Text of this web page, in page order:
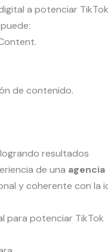
a potenciar TikTok
de contenido.
resultados
de una agencia
y coherente con la
para potenciar TikTok